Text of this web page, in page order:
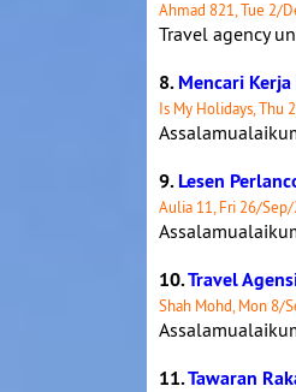
Ahmad 821, Tue 2/
Travel agency
8.Mencari
Is My Holidays, Thu
9.Lesen
Aulia 11, Fri 26/
10.Travel
Shah Mohd, Mon 8/
11.Tawaran